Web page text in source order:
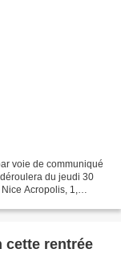
voie de communiqué
du jeudi 30
Acropolis, 1,
cette rentrée